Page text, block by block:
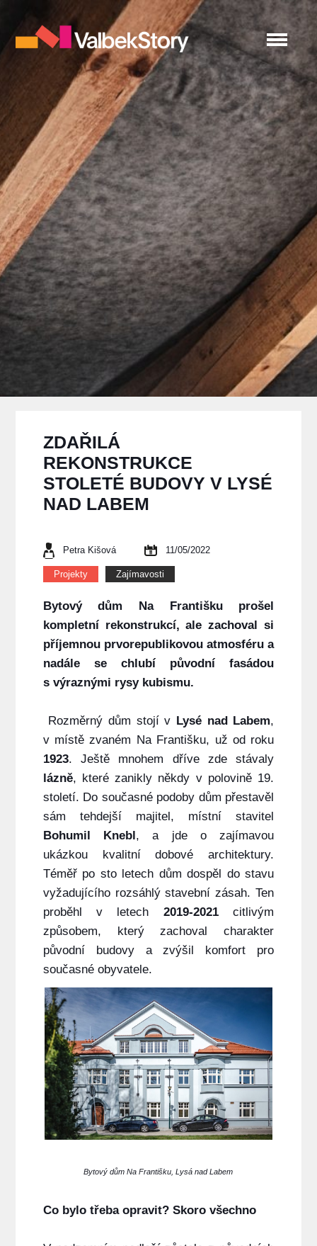
ZDAŘILÁ
REKONSTRUKCE
STOLETÉ BUDOVY V LYSÉ
NAD LABEM
Petra Kišová 11/05/2022
Projekty Zajímavosti
Bytový dům Na Františku prošel
kompletní rekonstrukcí, ale zachoval si
příjemnou prvorepublikovou atmosféru a
nadále se chlubí původní fasádou
s výraznými rysy kubismu.
Rozměrný dům stojí v Lysé nad Labem,
v místě zvaném Na Františku, už od roku
1923. Ještě mnohem dříve zde stávaly
lázně, které zanikly někdy v polovině 19.
století. Do současné podoby dům přestavěl
sám tehdejší majitel, místní stavitel
Bohumil Knebl , a jde o zajímavou
ukázkou kvalitní dobové architektury.
Téměř po sto letech dům dospěl do stavu
vyžadujícího rozsáhlý stavební zásah. Ten
proběhl v letech 2019-2021citlivým
způsobem, který zachoval charakter
původní budovy a zvýšil komfort pro
současné obyvatele.
Bytový dům Na Františku, Lysá nad Labem
Co bylo třeba opravit? Skoro všechno